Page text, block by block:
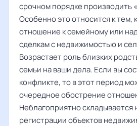
срочном порядке производить
Особенно это относится к тем,
отношение к семейному или
сделкам с недвижимостью и
Возрастает роль близких
семьи на ваши дела. Если вы
конфликте, то в этот период
очередное обострение
Неблагоприятно складывается
регистрации объектов